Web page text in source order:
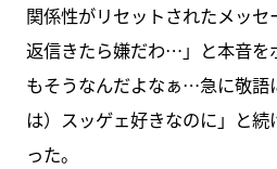
関係性がリセットされたメッ
返信きたら嫌だわ…」と本音を
もそうなんだよなぁ…急に敬語
は）スッゲェ好きなのに」と
った。